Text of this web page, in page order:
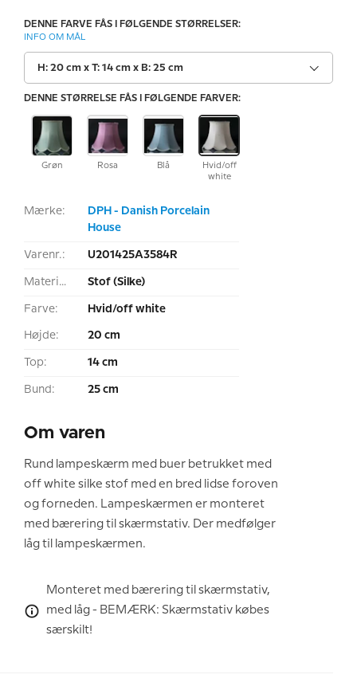
Mærke:
DPH - Danish Porcelain
House
Varenr.: U201425A3584R
Materiale: Stof (Silke)
Farve: Hvid/off white
Højde: 20 cm
Top: 14 cm
Bund: 25 cm
Om varen
Rund lampeskærm med buer betrukket med
off white silke stof med en bred lidse foroven
og forneden. Lampeskærmen er monteret
med bærering til skærmstativ. Der medfølger
låg til lampeskærmen.
Monteret med bærering til skærmstativ,
med låg - BEMÆRK: Skærmstativ købes
særskilt!
DENNE FARVE FÅS I FØLGENDE STØRRELSER:
INFO OM MÅL
H: 20 cm x T: 14 cm x B: 25 cm
DENNE STØRRELSE FÅS I FØLGENDE FARVER:
Grøn Rosa Blå
Hvid/off
white